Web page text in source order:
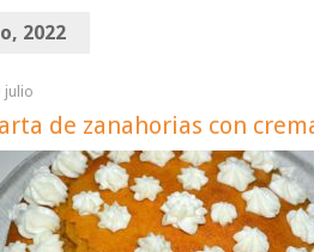
2022
julio
de zanahorias con